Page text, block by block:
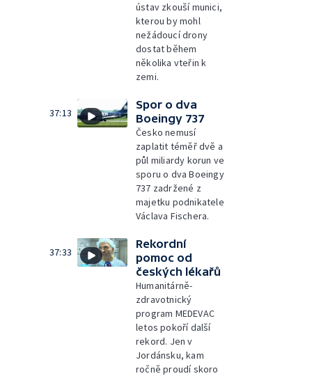
ústav zkouší munici,
kterou by mohl
nežádoucí drony
dostat během
několika vteřin k
zemi.
37:13
Spor o dva
Boeingy 737
Česko nemusí
zaplatit téměř dvě a
půl miliardy korun ve
sporu o dva Boeingy
737 zadržené z
majetku podnikatele
Václava Fischera.
37:33
Rekordní
pomoc od
českých lékařů
Humanitárně-
zdravotnický
program MEDEVAC
letos pokoří další
rekord. Jen v
Jordánsku, kam
ročně proudí skoro